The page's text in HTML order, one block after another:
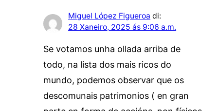
Miguel López Figueroa di:
28 Xaneiro, 2025 ás 9:06 a.m.
Se votamos unha ollada arriba de
todo, na lista dos mais ricos do
mundo, podemos observar que os
descomunais patrimonios ( en gran